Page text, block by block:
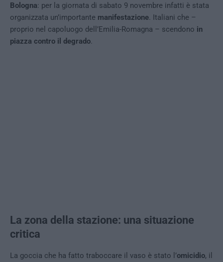
Bologna: per la giornata di sabato 9 novembre infatti è stata
organizzata un’importante manifestazione. Italiani che –
proprio nel capoluogo dell’Emilia-Romagna – scendono in
piazza contro il degrado.
La zona della stazione: una situazione
critica
La goccia che ha fatto traboccare il vaso è stato l’omicidio, il